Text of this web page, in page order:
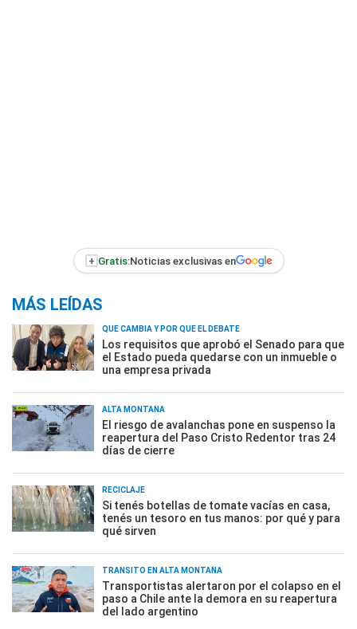
+ Gratis:Noticias exclusivas en
MÁS LEÍDAS
QUÉ CAMBIA Y POR QUÉ EL DEBATE
Los requisitos que aprobó el Senado para que
el Estado pueda quedarse con un inmueble o
una empresa privada
ALTA MONTAÑA
El riesgo de avalanchas pone en suspenso la
reapertura del Paso Cristo Redentor tras 24
días de cierre
RECICLAJE
Si tenés botellas de tomate vacías en casa,
tenés un tesoro en tus manos: por qué y para
qué sirven
TRÁNSITO EN ALTA MONTAÑA
Transportistas alertaron por el colapso en el
paso a Chile ante la demora en su reapertura
del lado argentino